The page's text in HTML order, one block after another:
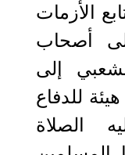
الأزمات
أصحاب
إلى
للدفاع
الصلاة